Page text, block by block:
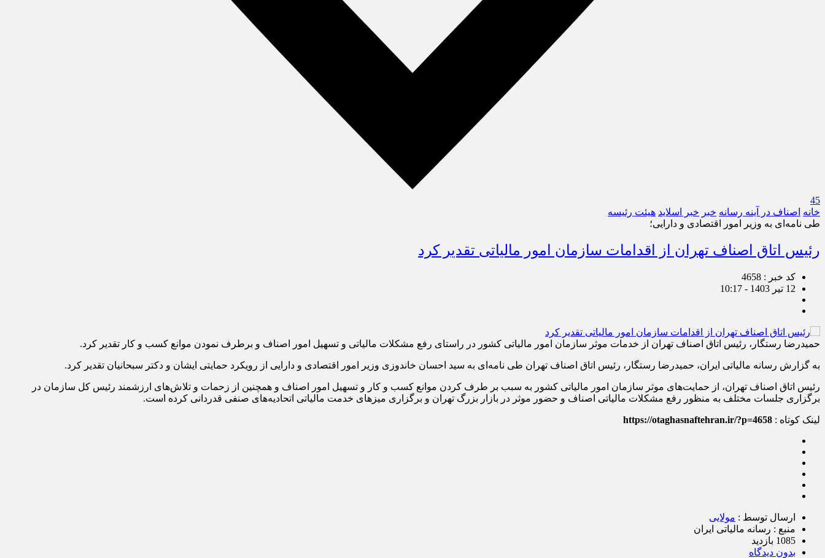
45
خانه اصناف در آینه رسانه خبر خبر اسلايد هیئت رئیسه
طی نامه‌ای به وزیر امور اقتصادی و دارایی؛
رئیس اتاق اصناف تهران از اقدامات سازمان امور مالیاتی تقدیر کرد
کد خبر : 4658
12 تیر 1403 - 10:17
حمیدرضا رستگار، رئیس اتاق اصناف تهران از خدمات موثر سازمان امور مالیاتی کشور در راستای رفع مشکلات مالیاتی و تسهیل امور اصناف و برطرف نمودن موانع کسب و کار تقدیر کرد.
به گزارش رسانه مالیاتی ایران، حمیدرضا رستگار، رئیس اتاق اصناف تهران طی نامه‌ای به سید احسان خاندوزی وزیر امور اقتصادی و دارایی از رویکرد حمایتی ایشان و دکتر سبحانیان تقدیر کرد.
رئیس اتاق اصناف تهران، از حمایت‌های موثر سازمان امور مالیاتی کشور به سبب بر طرف کردن موانع کسب و کار و تسهیل امور اصناف و همچنین از زحمات و تلاش‌های ارزشمند رئیس کل سازمان در
برگزاری جلسات مختلف به منظور رفع مشکلات مالیاتی اصناف و حضور موثر در بازار بزرگ تهران و برگزاری میزهای خدمت مالیاتی اتحادیه‌های صنفی قدردانی کرده است.
لینک کوتاه : https://otaghasnaftehran.ir/?p=4658
ارسال توسط : مولایی
منبع : رسانه مالیاتی ایران
1085 بازدید
بدون دیدگاه